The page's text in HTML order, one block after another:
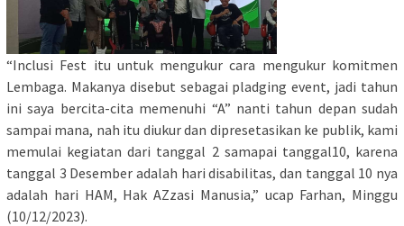
“Inclusi Fest itu untuk mengukur cara mengukur komitmen
Lembaga. Makanya disebut sebagai pladging event, jadi tahun
ini saya bercita-cita memenuhi “A” nanti tahun depan sudah
sampai mana, nah itu diukur dan dipresetasikan ke publik, kami
memulai kegiatan dari tanggal 2 samapai tanggal10, karena
tanggal 3 Desember adalah hari disabilitas, dan tanggal 10 nya
adalah hari HAM, Hak AZzasi Manusia,” ucap Farhan, Minggu
(10/12/2023).